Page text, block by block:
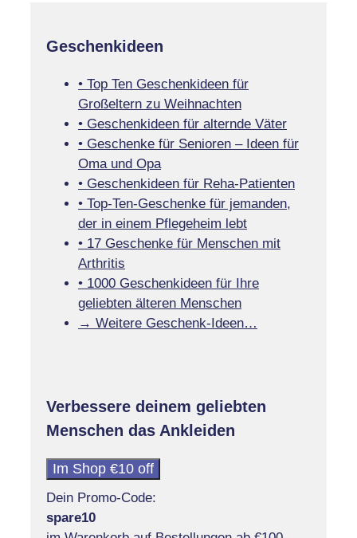
Geschenkideen
• Top Ten Geschenkideen für
Großeltern zu Weihnachten
• Geschenkideen für alternde Väter
• Geschenke für Senioren – Ideen für
Oma und Opa
• Geschenkideen für Reha-Patienten
• Top-Ten-Geschenke für jemanden,
der in einem Pflegeheim lebt
• 17 Geschenke für Menschen mit
Arthritis
• 1000 Geschenkideen für Ihre
geliebten älteren Menschen
→ Weitere Geschenk-Ideen…
Verbessere deinem geliebten
Menschen das Ankleiden
Im Shop €10 off
Dein Promo-Code:
spare10